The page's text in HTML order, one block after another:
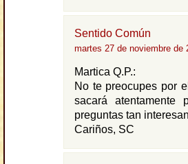
Sentido Común
martes 27 de noviembre de
Martica Q.P.:
No te preocupes por
sacará
preguntas tan
Cariños, SC